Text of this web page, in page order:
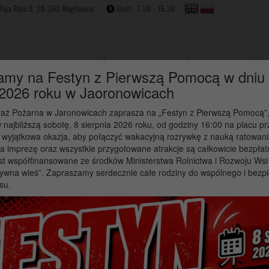
– Błękitny Promyk
w realizowanych
– Błękitny Promyk Nadziei zaprasza osoby bezrobotne do udziału
na Festyn z Pierwszą Pomocą w dniu
roku w Jaoronowicach
Pożarna w Jaronowicach zaprasza na „Festyn z Pierwszą
najbliższą sobotę, 8 sierpnia 2026 roku, od godziny 16:00 na placu
okazja, aby połączyć wakacyjną rozrywkę z nauką
imprezę oraz wszystkie przygotowane atrakcje są całkowicie
współfinansowane ze środków Ministerstwa Rolnictwa i Rozwoju
wieś”. Zapraszamy serdecznie całe rodziny do wspólnego i